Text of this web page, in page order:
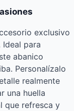
exclusivo
para
abanico
Personalízalo
realmente
una huella
que refresca y